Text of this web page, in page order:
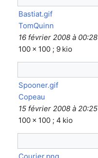
Bastiat.gif
TomQuinn
16 février 2008 à 00:28
100 × 100 ; 9 kio
Spooner.gif
Copeau
15 février 2008 à 20:25
100 × 100 ; 4 kio